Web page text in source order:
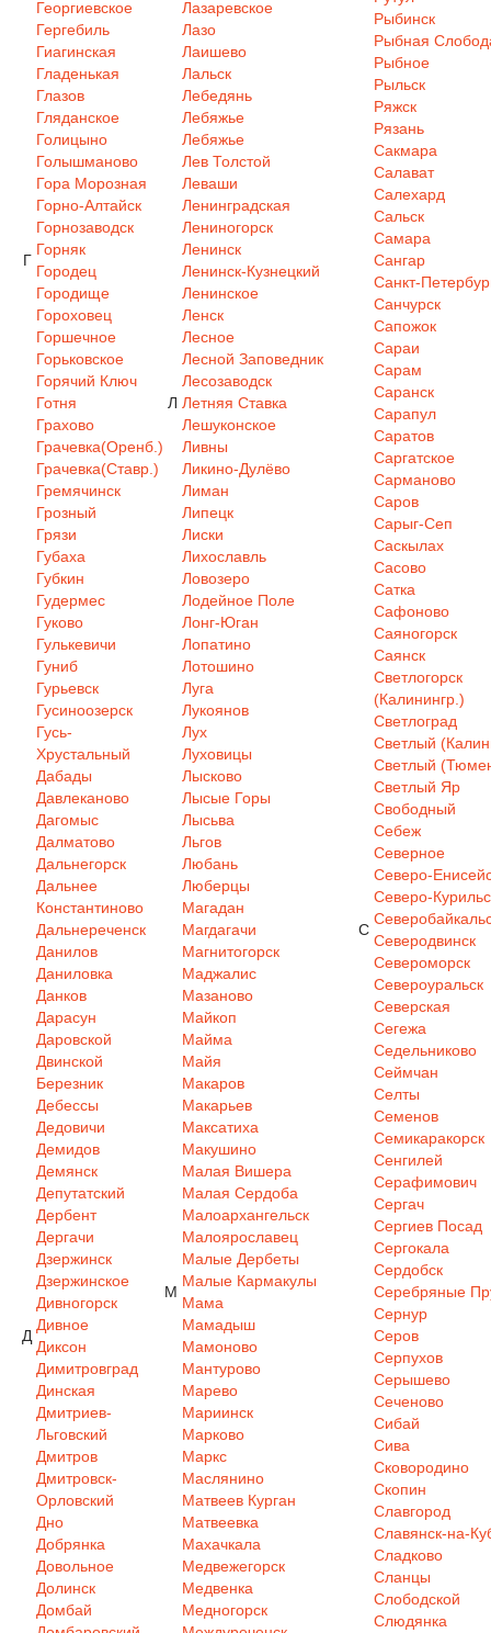
Г
Георгиевское
Гергебиль
Гиагинская
Гладенькая
Глазов
Гляданское
Голицыно
Голышманово
Гора Морозная
Горно-Алтайск
Горнозаводск
Горняк
Городец
Городище
Гороховец
Горшечное
Горьковское
Горячий Ключ
Готня
Грахово
Грачевка(Оренб.)
Грачевка(Ставр.)
Гремячинск
Грозный
Грязи
Губаха
Губкин
Гудермес
Гуково
Гулькевичи
Гуниб
Гурьевск
Гусиноозерск
Гусь-
Хрустальный
Д
Дабады
Давлеканово
Дагомыс
Далматово
Дальнегорск
Дальнее
Константиново
Дальнереченск
Данилов
Даниловка
Данков
Дарасун
Даровской
Двинской
Березник
Дебессы
Дедовичи
Демидов
Демянск
Депутатский
Дербент
Дергачи
Дзержинск
Дзержинское
Дивногорск
Дивное
Диксон
Димитровград
Динская
Дмитриев-
Льговский
Дмитров
Дмитровск-
Орловский
Дно
Добрянка
Довольное
Долинск
Домбай
Л
Лазаревское
Лазо
Лаишево
Лальск
Лебедянь
Лебяжье
Лебяжье
Лев Толстой
Леваши
Ленинградская
Лениногорск
Ленинск
Ленинск-Кузнецкий
Ленинское
Ленск
Лесное
Лесной Заповедник
Лесозаводск
Летняя Ставка
Лешуконское
Ливны
Ликино-Дулёво
Лиман
Липецк
Лиски
Лихославль
Ловозеро
Лодейное Поле
Лонг-Юган
Лопатино
Лотошино
Луга
Лукоянов
Лух
Луховицы
Лысково
Лысые Горы
Лысьва
Льгов
Любань
Люберцы
М
Магадан
Магдагачи
Магнитогорск
Маджалис
Мазаново
Майкоп
Майма
Майя
Макаров
Макарьев
Максатиха
Макушино
Малая Вишера
Малая Сердоба
Малоархангельск
Малоярославец
Малые Дербеты
Малые Кармакулы
Мама
Мамадыш
Мамоново
Мантурово
Марево
Мариинск
Марково
Маркс
Маслянино
Матвеев Курган
Матвеевка
Махачкала
Медвежегорск
Медвенка
Медногорск
Рыбинск
Рыбная
Рыбное
Рыльск
Ряжск
Рязань
С
Сакмара
Салават
Салехард
Сальск
Самара
Сангар
Санкт-
Санчурск
Сапожок
Сараи
Сарам
Саранск
Сарапул
Саратов
Саргатское
Сарманово
Саров
Сарыг-Сеп
Саскылах
Сасово
Сатка
Сафоново
Саяногорск
Саянск
Светлогорск
(Калинингр.)
Светлоград
Светлый
Светлый
Светлый Яр
Свободный
Себеж
Северное
Северо-
Северо-
Северодвинск
Североморск
Североуральск
Северская
Сегежа
Седельниково
Сеймчан
Селты
Семенов
Семикаракорск
Сенгилей
Серафимович
Сергач
Сергиев Посад
Сергокала
Сердобск
Серебряные
Сернур
Серов
Серпухов
Серышево
Сеченово
Сибай
Сива
Сковородино
Скопин
Славгород
Славянск-на-
Сладково
Сланцы
Слободской
Слюдянка